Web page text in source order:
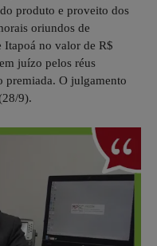
produto e proveito dos
oriundos de
no valor de R$
juízo pelos réus
premiada. O julgamento
9).